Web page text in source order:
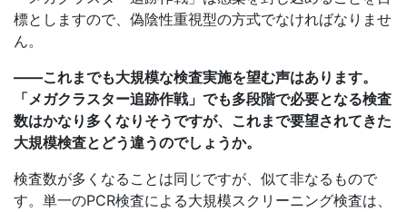
標としますので、偽陰性重視型の方式でなければなりませ
ん。
――これまでも大規模な検査実施を望む声はあります。
「メガクラスター追跡作戦」でも多段階で必要となる検査
数はかなり多くなりそうですが、これまで要望されてきた
大規模検査とどう違うのでしょうか。
検査数が多くなることは同じですが、似て非なるもので
す。単一のPCR検査による大規模スクリーニング検査は、